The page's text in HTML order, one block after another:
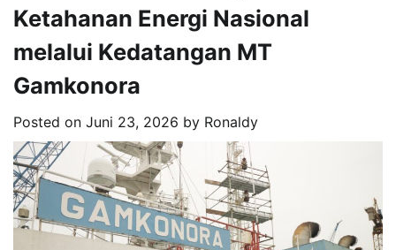
Ketahanan Energi Nasional
melalui Kedatangan MT
Gamkonora
Posted on Juni 23, 2026 by Ronaldy